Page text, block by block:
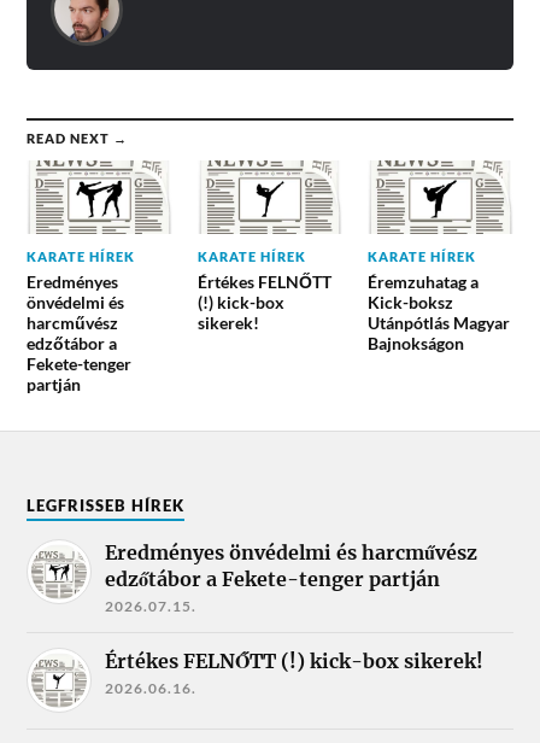
READ NEXT →
KARATE HÍREK
Eredményes
önvédelmi és
harcművész
edzőtábor a
Fekete-tenger
partján
KARATE HÍREK
Értékes FELNŐTT
(!) kick-box
sikerek!
KARATE HÍREK
Éremzuhatag a
Kick-boksz
Utánpótlás Magyar
Bajnokságon
LEGFRISSEB HÍREK
Eredményes önvédelmi és harcművész
edzőtábor a Fekete-tenger partján
2026.07.15.
Értékes FELNŐTT (!) kick-box sikerek!
2026.06.16.